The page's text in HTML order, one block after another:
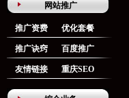
网站推广
推广资费 优化套餐
推广诀窍 百度推广
友情链接 重庆SEO